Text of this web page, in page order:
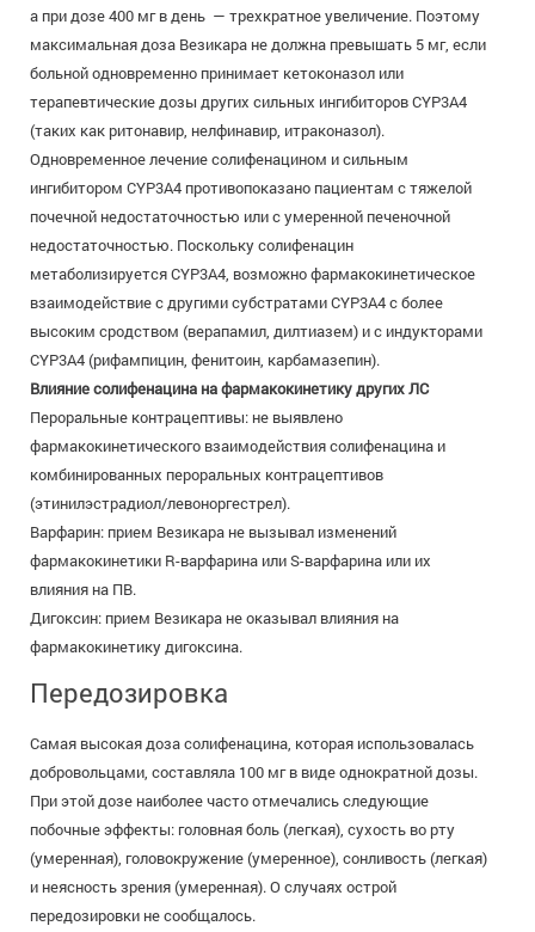
а при дозе 400 мг в день — трехкратное увеличение. Поэтому
максимальная доза Везикара не должна превышать 5 мг, если
больной одновременно принимает кетоконазол или
терапевтические дозы других сильных ингибиторов CYP3A4
(таких как ритонавир, нелфинавир, итраконазол).
Одновременное лечение солифенацином и сильным
ингибитором CYP3A4 противопоказано пациентам с тяжелой
почечной недостаточностью или с умеренной печеночной
недостаточностью. Поскольку солифенацин
метаболизируется CYP3A4, возможно фармакокинетическое
взаимодействие с другими субстратами CYP3A4 с более
высоким сродством (верапамил, дилтиазем) и с индукторами
CYP3A4 (рифампицин, фенитоин, карбамазепин).
Влияние солифенацина на фармакокинетику других ЛС
Пероральные контрацептивы: не выявлено
фармакокинетического взаимодействия солифенацина и
комбинированных пероральных контрацептивов
(этинилэстрадиол/левоноргестрел).
Варфарин: прием Везикара не вызывал изменений
фармакокинетики R-варфарина или S-варфарина или их
влияния на ПВ.
Дигоксин: прием Везикара не оказывал влияния на
фармакокинетику дигоксина.
Передозировка
Самая высокая доза солифенацина, которая использовалась
добровольцами, составляла 100 мг в виде однократной дозы.
При этой дозе наиболее часто отмечались следующие
побочные эффекты: головная боль (легкая), сухость во рту
(умеренная), головокружение (умеренное), сонливость (легкая)
и неясность зрения (умеренная). О случаях острой
передозировки не сообщалось.